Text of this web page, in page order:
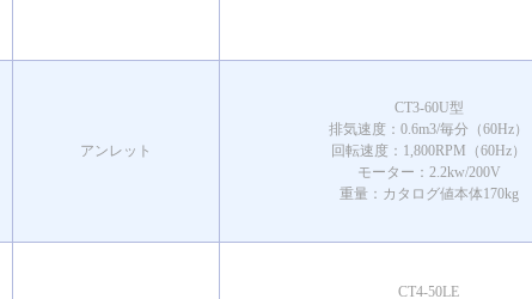
アンレット
CT3-60U型
排気速度：0.6m3/毎分（60Hz）
回転速度：1,800RPM（60Hz）
モーター：2.2kw/200V
重量：カタログ値本体170kg
CT4-50LE